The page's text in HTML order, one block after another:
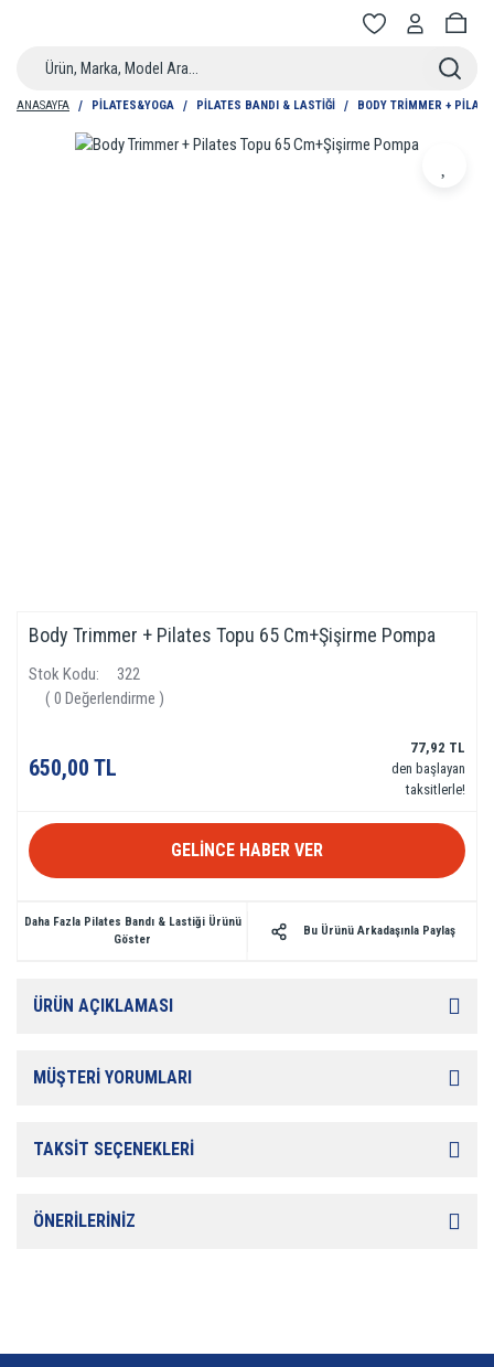
ANASAYFA PILATES&YOGA PILATES BANDI & LASTIĞI BODY TRIMMER +
Body Trimmer + Pilates Topu 65 Cm+Şişirme Pompa
Stok Kodu
322
( 0 Değerlendirme )
650,00 TL
77,92 TL
den başlayan
taksitlerle!
GELİNCE HABER VER
Daha Fazla Pilates Bandı & Lastiği Ürünü
Göster
Bu Ürünü Arkadaşınla Paylaş
ÜRÜN AÇIKLAMASI
MÜŞTERİ YORUMLARI
TAKSİT SEÇENEKLERİ
ÖNERİLERİNİZ